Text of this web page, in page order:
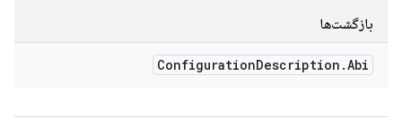
بازگشت‌ها
ConfigurationDescription .Abi